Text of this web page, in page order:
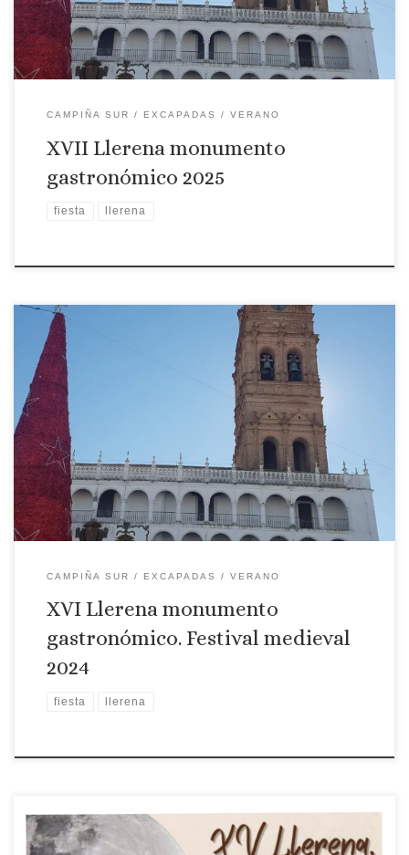
[…]
CAMPIÑA SUR EXCAPADAS VERANO
XVII Llerena monumento
gastronómico 2025
fiesta llerena
Localidad: Llerena Fechas: Del 7 al 9 de junio de 2024 Llerena se
presenta para ser degustada en una nueva edición de Llerena,
Monumento Gastronómico. Una propuesta culinaria en los
mejores espacios posibles y es que el objetivo principal de
esta iniciativa es mostrar y vender el rico patrimonio que […]
CAMPIÑA SUR EXCAPADAS VERANO
XVI Llerena monumento
gastronómico. Festival medieval
2024
fiesta llerena